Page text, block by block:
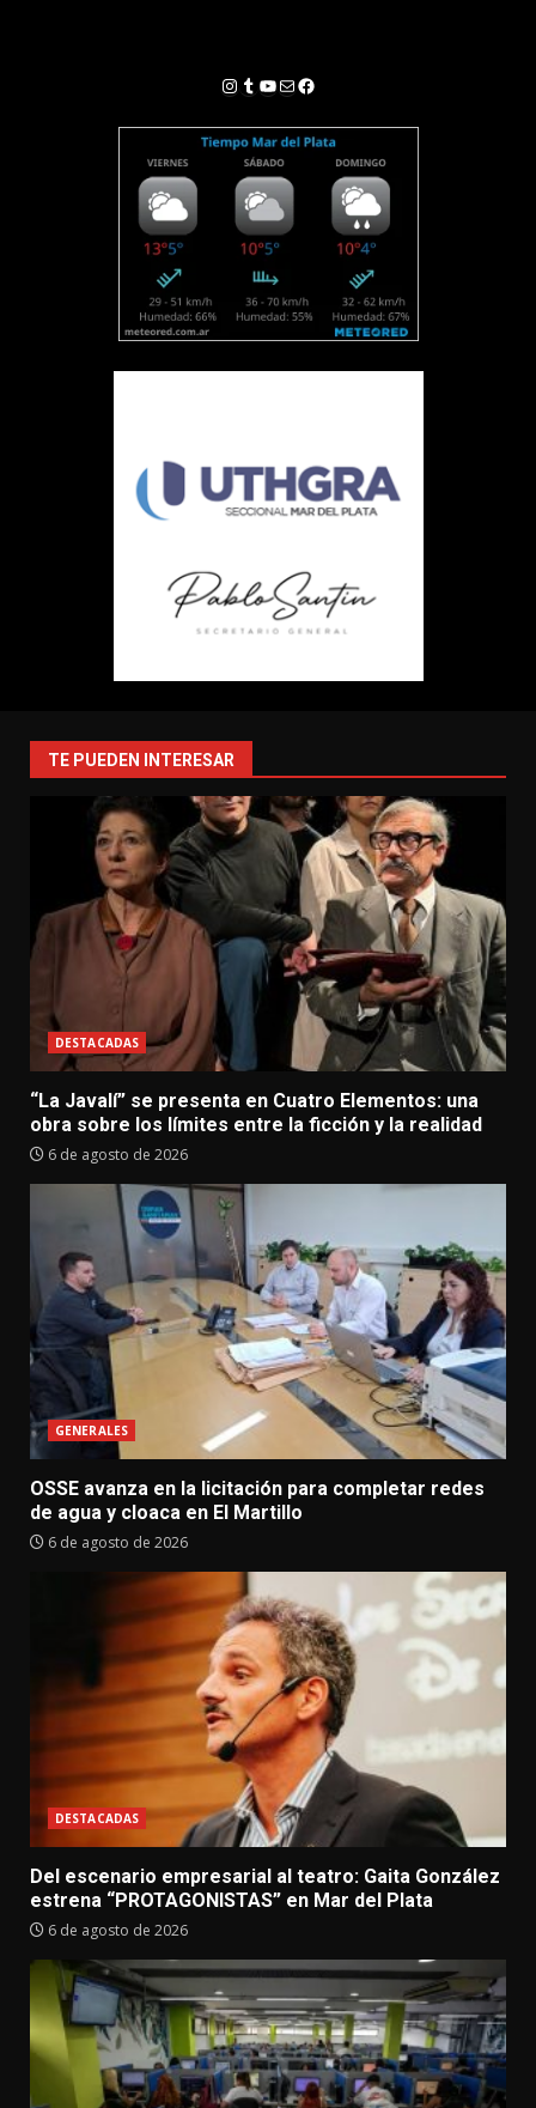
Instagram
Tumblr
YouTube
Correo electrónico
Facebook
TE PUEDEN INTERESAR
DESTACADAS
“La Javalí” se presenta en Cuatro Elementos: una
obra sobre los límites entre la ficción y la realidad
6 de agosto de 2026
GENERALES
OSSE avanza en la licitación para completar redes
de agua y cloaca en El Martillo
6 de agosto de 2026
DESTACADAS
Del escenario empresarial al teatro: Gaita González
estrena “PROTAGONISTAS” en Mar del Plata
6 de agosto de 2026